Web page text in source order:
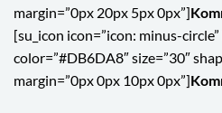
margin=”0px 20px 5px 0px”]
[su_icon icon=”icon: minus-
color=”#DB6DA8″ size=”30″
margin=”0px 0px 10px 0px”]